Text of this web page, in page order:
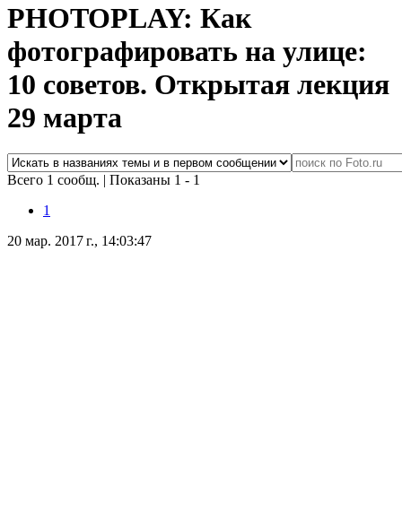
PHOTOPLAY: Как
фотографировать на улице:
10 советов. Открытая лекция
29 марта
Всего 1 сообщ. | Показаны 1 - 1
1
20 мар. 2017 г., 14:03:47